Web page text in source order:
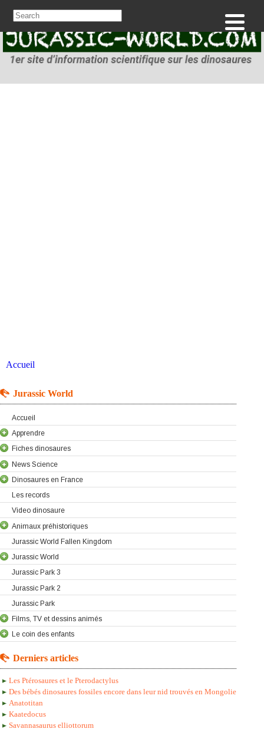
Accueil
Jurassic World
Accueil
Apprendre
Fiches dinosaures
News Science
Dinosaures en France
Les records
Video dinosaure
Animaux préhistoriques
Jurassic World Fallen Kingdom
Jurassic World
Jurassic Park 3
Jurassic Park 2
Jurassic Park
Films, TV et dessins animés
Le coin des enfants
Derniers articles
Les Ptérosaures et le Pterodactylus
Des bébés dinosaures fossiles encore dans leur nid trouvés en Mongolie
Anatotitan
Kaatedocus
Savannasaurus elliottorum